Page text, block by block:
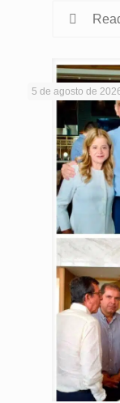
5 de agosto de